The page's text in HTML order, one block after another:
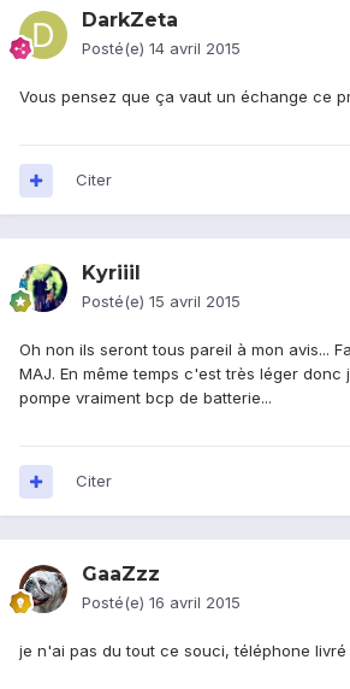
DarkZeta
Posté(e) 14 avril 2015
Vous pensez que ça vaut un échange ce
Citer
Kyriiil
Posté(e) 15 avril 2015
Oh non ils seront tous pareil à mon avis...
MAJ. En même temps c'est très léger donc
pompe vraiment bcp de batterie...
Citer
GaaZzz
Posté(e) 16 avril 2015
je n'ai pas du tout ce souci, téléphone livré